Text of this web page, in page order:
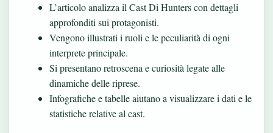
L’articolo analizza il Cast Di Hunters con dettagli
approfonditi sui protagonisti.
Vengono illustrati i ruoli e le peculiarità di ogni
interprete principale.
Si presentano retroscena e curiosità legate alle
dinamiche delle riprese.
Infografiche e tabelle aiutano a visualizzare i dati e le
statistiche relative al cast.